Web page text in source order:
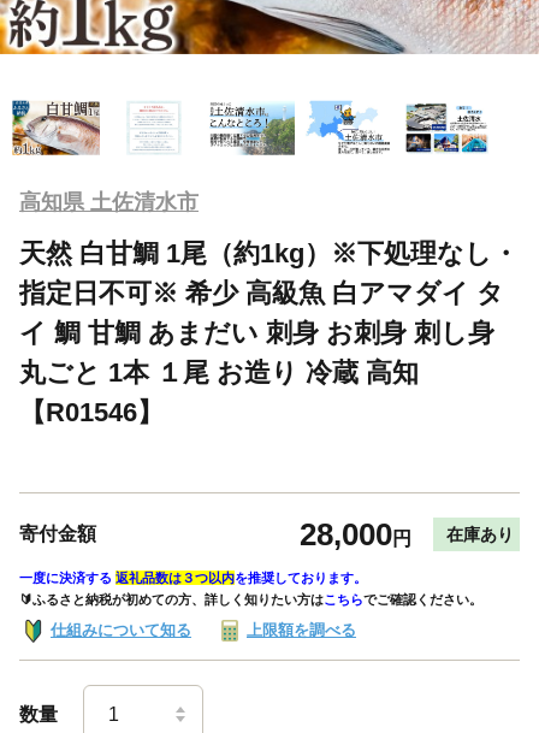
高知県 土佐清水市
天然 白甘鯛 1尾（約1kg）※下処理なし・
指定日不可※ 希少 高級魚 白アマダイ タ
イ 鯛 甘鯛 あまだい 刺身 お刺身 刺し身
丸ごと 1本 １尾 お造り 冷蔵 高知
【R01546】
寄付金額 28,000円 在庫あり
一度に決済する 返礼品数は３つ以内を推奨しております。
🔰ふるさと納税が初めての方、詳しく知りたい方はこちらでご確認ください。
仕組みについて知る 上限額を調べる
数量